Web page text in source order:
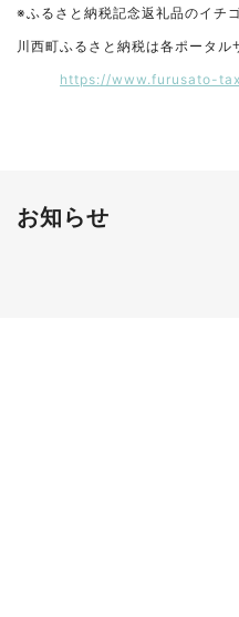
※ふるさと納税記念返礼品のイチ
川西町ふるさと納税は各ポータル
https://www.furusato-
お知らせ